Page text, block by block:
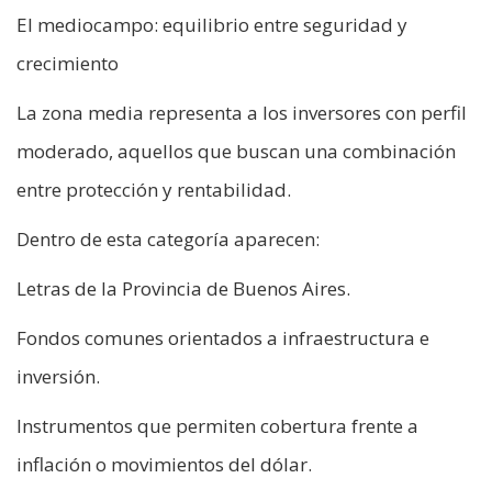
El mediocampo: equilibrio entre seguridad y
crecimiento
La zona media representa a los inversores con perfil
moderado, aquellos que buscan una combinación
entre protección y rentabilidad.
Dentro de esta categoría aparecen:
Letras de la Provincia de Buenos Aires.
Fondos comunes orientados a infraestructura e
inversión.
Instrumentos que permiten cobertura frente a
inflación o movimientos del dólar.